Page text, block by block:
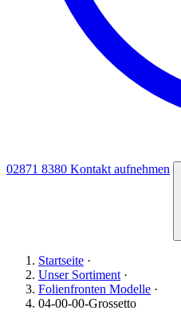
02871 8380 Kontakt aufnehmen
Startseite ·
Unser Sortiment ·
Folienfronten Modelle ·
04-00-00-Grossetto